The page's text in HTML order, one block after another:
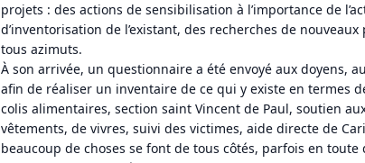
projets : des actions de sensibilisation à l’importance de
d’inventorisation de l’existant, des recherches de
tous azimuts.
À son arrivée, un questionnaire a été envoyé aux doyens,
afin de réaliser un inventaire de ce qui y existe en termes
colis alimentaires, section saint Vincent de Paul, soutien
vêtements, de vivres, suivi des victimes, aide directe de
beaucoup de choses se font de tous côtés, parfois en